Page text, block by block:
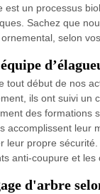
est un processus
Sachez que
selon
tout début de nos
ils ont suivi un
des formations
accomplissent leur
leur propre
anti-coupure et
d'arbre